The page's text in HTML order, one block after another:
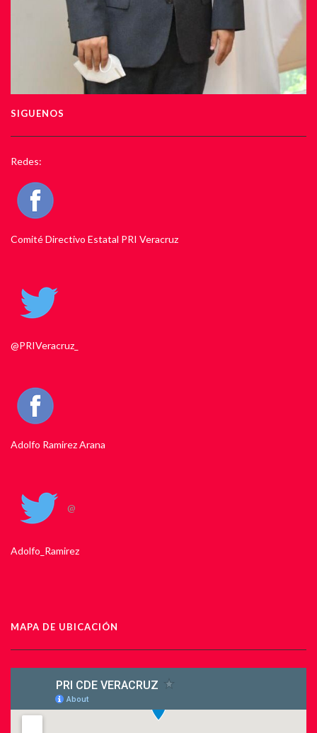
SIGUENOS
Redes:
Comité Directivo Estatal PRI Veracruz
@PRIVeracruz_
Adolfo Ramirez Arana
@
Adolfo_Ramirez
MAPA DE UBICACIÓN